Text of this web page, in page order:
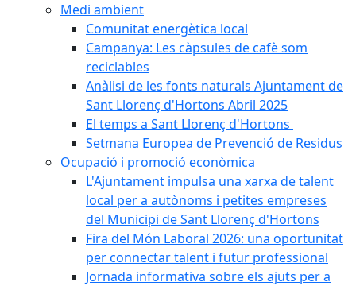
Medi ambient
Comunitat energètica local
Campanya: Les càpsules de cafè som
reciclables
Anàlisi de les fonts naturals Ajuntament de
Sant Llorenç d'Hortons Abril 2025
El temps a Sant Llorenç d'Hortons
Setmana Europea de Prevenció de Residus
Ocupació i promoció econòmica
L'Ajuntament impulsa una xarxa de talent
local per a autònoms i petites empreses
del Municipi de Sant Llorenç d'Hortons
Fira del Món Laboral 2026: una oportunitat
per connectar talent i futur professional
Jornada informativa sobre els ajuts per a